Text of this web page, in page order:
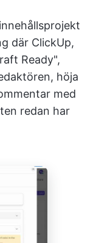
där ClickUp,
Ready",
höja
med
redan har